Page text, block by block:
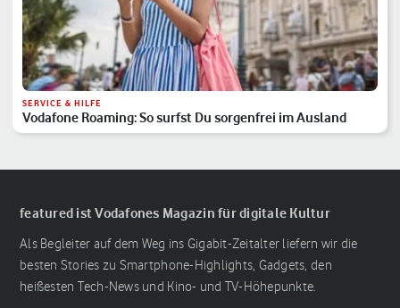
SERVICE & HILFE
Vodafone Roaming: So surfst Du sorgenfrei im Ausland
featured ist Vodafones Magazin für digitale Kultur
Als Begleiter auf dem Weg ins Gigabit-Zeitalter liefern wir die
besten Stories zu Smartphone-Highlights, Gadgets, den
heißesten Tech-News und Kino- und TV-Höhepunkte.